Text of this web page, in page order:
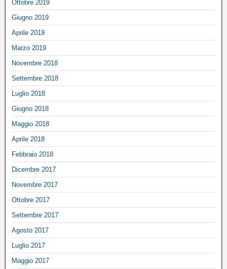
Ottobre 2019
Giugno 2019
Aprile 2019
Marzo 2019
Novembre 2018
Settembre 2018
Luglio 2018
Giugno 2018
Maggio 2018
Aprile 2018
Febbraio 2018
Dicembre 2017
Novembre 2017
Ottobre 2017
Settembre 2017
Agosto 2017
Luglio 2017
Maggio 2017